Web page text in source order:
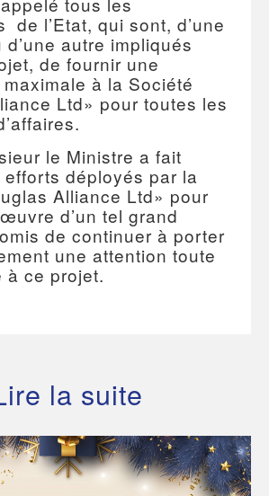
de l’Etat, qui sont, d’une
autre impliqués
de fournir une
à la Société
Ltd» pour toutes les
le Ministre a fait
efforts déployés par la
Alliance Ltd» pour
d’un tel grand
de continuer à porter
une attention toute
à ce projet.
la suite